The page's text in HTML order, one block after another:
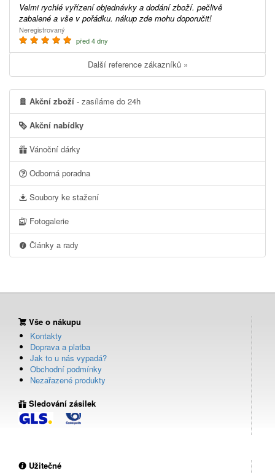
Velmi rychlé vyřízení objednávky a dodání zboží. pečlivě
zabalené a vše v pořádku. nákup zde mohu doporučit!
Neregistrovaný
před 4 dny
Další reference zákazníků »
Akční zboží - zasíláme do 24h
Akční nabídky
Vánoční dárky
Odborná poradna
Soubory ke stažení
Fotogalerie
Články a rady
Vše o nákupu
Kontakty
Doprava a platba
Jak to u nás vypadá?
Obchodní podmínky
Nezařazené produkty
Sledování zásilek
Užitečné